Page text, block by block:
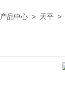
产品中心> 天平>